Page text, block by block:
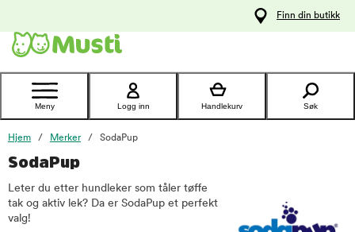
Kontakt
kundeservice
Finn din butikk
Meny Logg inn Handlekurv Søk
Hjem Merker SodaPup
SodaPup
Leter du etter hundleker som tåler tøffe
tak og aktiv lek? Da er SodaPup et perfekt
valg!